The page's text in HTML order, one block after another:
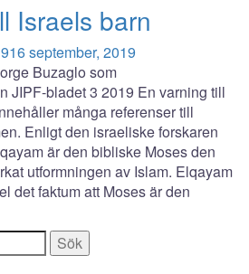
Israels barn
16 september, 2019
Buzaglo som
JIPF-bladet 3 2019 En varning till
många referenser till
Enligt den israeliske forskaren
är den bibliske Moses den
utformningen av Islam. Elqayam
det faktum att Moses är den